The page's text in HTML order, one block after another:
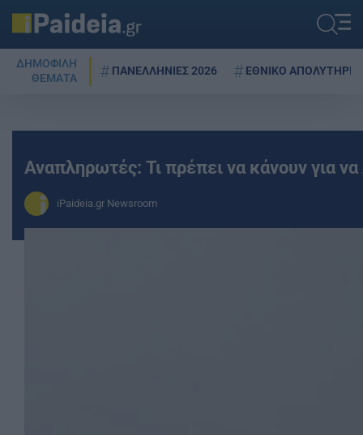
ΔΗΜΟΦΙΛΗ
ΘΕΜΑΤΑ
ΠΑΝΕΛΛΗΝΙΕΣ 2026 ΕΘΝΙΚΟ ΑΠΟΛΥΤΗΡΙΟ
Αναπληρωτές: Τι πρέπει να κάνουν για
iPaideia.gr Newsroom